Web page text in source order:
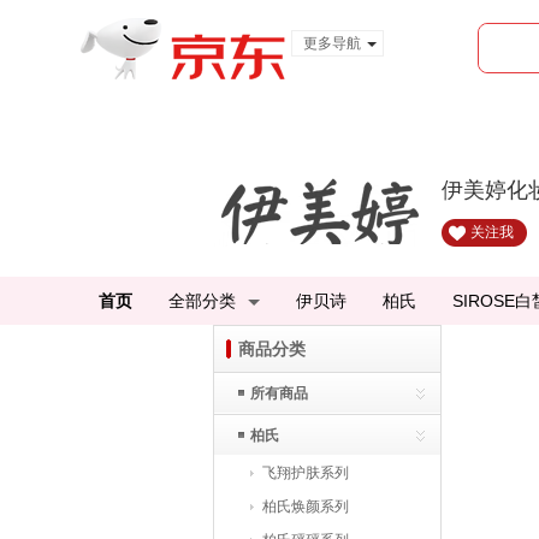
更多导航
伊美婷化
关注我
首页 全部分类 伊贝诗 柏氏 SIROSE白
商品分类
所有商品
柏氏
飞翔护肤系列
柏氏焕颜系列